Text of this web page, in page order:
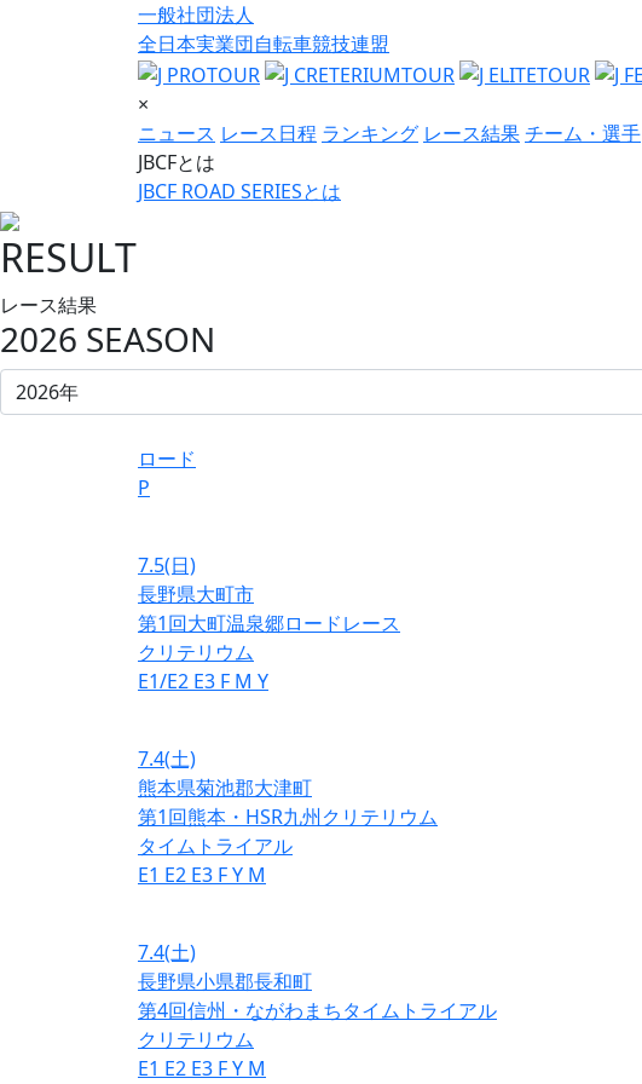
一般社団法人
全日本実業団自転車競技連盟
×
ニュース レース日程 ランキング レース結果チーム・選手
JBCFとは
JBCF ROAD SERIESとは
RESULT
レース結果
2026 SEASON
ロード
P
7.5(日)
長野県大町市
第1回大町温泉郷ロードレース
クリテリウム
E1/E2 E3 F M Y
7.4(土)
熊本県菊池郡大津町
第1回熊本・HSR九州クリテリウム
タイムトライアル
E1 E2 E3 FY M
7.4(土)
長野県小県郡長和町
第4回信州・ながわまちタイムトライアル
クリテリウム
E1 E2 E3 FY M